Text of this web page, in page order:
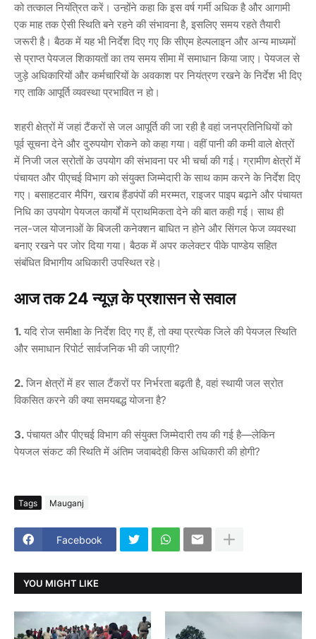
को तत्काल नियंत्रित करें। उन्होंने कहा कि इस वर्ष गर्मी अधिक है और आगामी
एक माह तक ऐसी स्थिति बने रहने की संभावना है, इसलिए समय रहते तैयारी
जरूरी है। बैठक में यह भी निर्देश दिए गए किसीएम हेल्पलाइन और अन्य माध्यमों
से प्राप्त पेयजल शिकायतों का तय समय सीमा में समाधान किया जाए। पेयजल से
जुड़े अधिकारियों और कर्मचारियों के अवकाश पर नियंत्रण रखने के निर्देश भी दिए
गए ताकि आपूर्ति व्यवस्था प्रभावित न हो।
शहरी क्षेत्रों में जहां टैंकरों से जल आपूर्ति की जा रही है वहां जनप्रतिनिधियों को
पूर्व सूचना देने और दुरुपयोग रोकने को कहा गया। वहीं पानी की कमी वाले क्षेत्रों
में निजी जल स्रोतों के उपयोग की संभावना पर भी चर्चा की गई। ग्रामीण क्षेत्रों में
पंचायत और पीएचई विभाग को संयुक्त जिम्मेदारी के साथ काम करने के निर्देश दिए
गए। बसाहटवार मैपिंग, खराब हैंडपंपों की मरम्मत, राइजर पाइप बढ़ाने और पंचायत
निधि का उपयोग पेयजल कार्यों में प्राथमिकता देने की बात कही गई। साथ ही
नल-जल योजनाओं के बिजली कनेक्शन बाधित न होने और सिंगल फेज व्यवस्था
बनाए रखने पर जोर दिया गया। बैठक में अपर कलेक्टर पीके पाण्डेयसहित
संबंधित विभागीय अधिकारी उपस्थित रहे।
आज तक 24 न्यूज़ के प्रशासन से सवाल
1. यदि रोज समीक्षा के निर्देश दिए गए हैं, तो क्या प्रत्येक जिले की पेयजल स्थिति
और समाधान रिपोर्ट सार्वजनिक भी की जाएगी?
2. जिन क्षेत्रों में हर साल टैंकरों पर निर्भरता बढ़ती है, वहां स्थायी जल स्रोत
विकसित करने की क्या समयबद्ध योजना है?
3. पंचायत और पीएचई विभाग की संयुक्त जिम्मेदारी तय की गई है—लेकिन
पेयजल संकट की स्थिति में अंतिम जवाबदेही किस अधिकारी की होगी?
Tags Mauganj
Facebook
YOU MIGHT LIKE